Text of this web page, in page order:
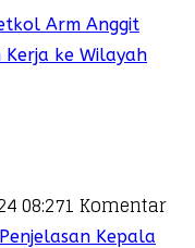
Arm Anggit
Kerja ke Wilayah
08:271 Komentar
Kepala